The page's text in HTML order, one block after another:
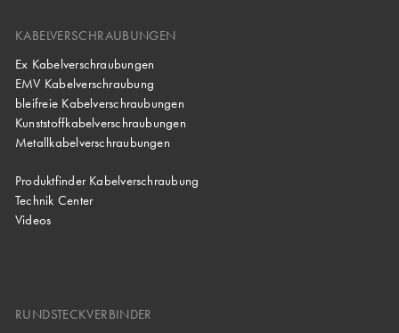
KABELVERSCHRAUBUNGEN
Ex Kabelverschraubungen
EMV Kabelverschraubung
bleifreie Kabelverschraubungen
Kunststoffkabelverschraubungen
Metallkabelverschraubungen
Produktfinder Kabelverschraubung
Technik Center
Videos
RUNDSTECKVERBINDER